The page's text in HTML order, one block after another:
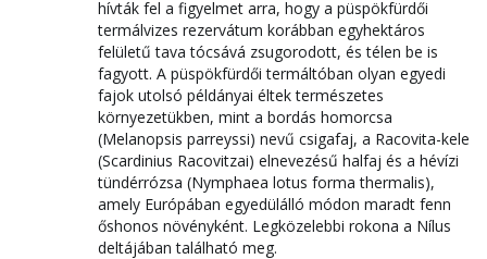
hívták fel a figyelmet arra, hogy a püspökfürdői
termálvizes rezervátum korábban egyhektáros
felületű tava tócsává zsugorodott, és télen be is
fagyott. A püspökfürdői termáltóban olyan egyedi
fajok utolsó példányai éltek természetes
környezetükben, mint a bordás homorcsa
(Melanopsis parreyssi) nevű csigafaj, a Racovita-kele
(Scardinius Racovitzai) elnevezésű halfaj és a hévízi
tündérrózsa (Nymphaea lotus forma thermalis),
amely Európában egyedülálló módon maradt fenn
őshonos növényként. Legközelebbi rokona a Nílus
deltájában található meg.